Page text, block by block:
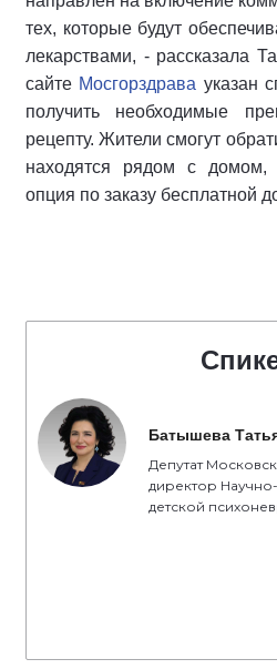
тех, которые будут
лекарствами, - рассказала
сайте Мосгорздрава указан
получить необходимые
рецепту. Жители смогут
находятся рядом с домом,
опция по заказу бесплатной
Батышева
Депутат
директор
детской